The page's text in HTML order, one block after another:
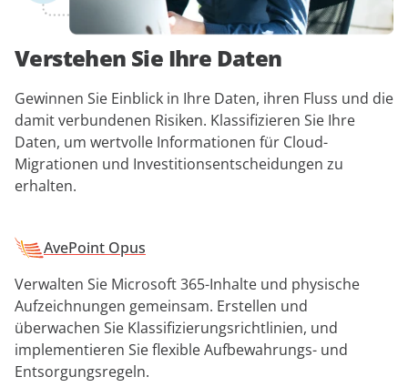
Verstehen Sie Ihre Daten
Gewinnen Sie Einblick in Ihre Daten, ihren Fluss und die
damit verbundenen Risiken. Klassifizieren Sie Ihre
Daten, um wertvolle Informationen für Cloud-
Migrationen und Investitionsentscheidungen zu
erhalten.
AvePoint Opus
Verwalten Sie Microsoft 365-Inhalte und physische
Aufzeichnungen gemeinsam. Erstellen und
überwachen Sie Klassifizierungsrichtlinien, und
implementieren Sie flexible Aufbewahrungs- und
Entsorgungsregeln.